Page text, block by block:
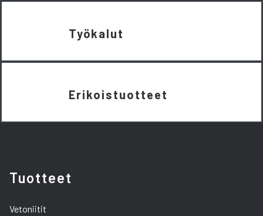
Työkalut
Erikoistuotteet
Tuotteet
Vetoniitit